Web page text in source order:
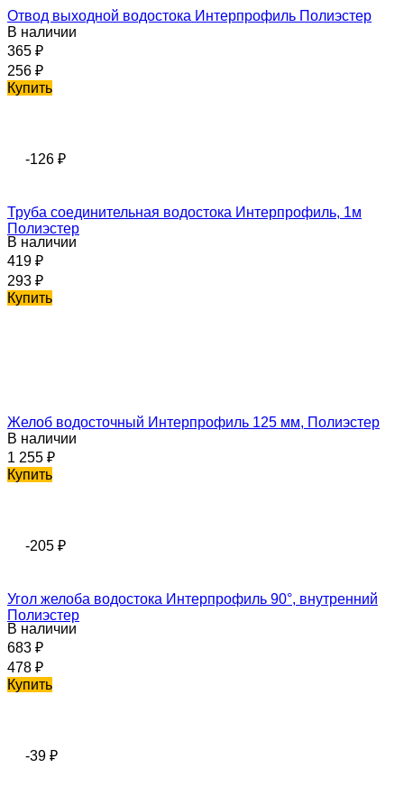
Отвод выходной водостока Интерпрофиль Полиэстер
В наличии
365 ₽
256 ₽
Купить
-126 ₽
Труба соединительная водостока Интерпрофиль, 1м
Полиэстер
В наличии
419 ₽
293 ₽
Купить
Желоб водосточный Интерпрофиль 125 мм, Полиэстер
В наличии
1 255 ₽
Купить
-205 ₽
Угол желоба водостока Интерпрофиль 90°, внутренний
Полиэстер
В наличии
683 ₽
478 ₽
Купить
-39 ₽